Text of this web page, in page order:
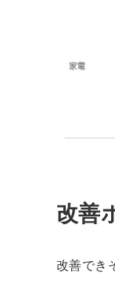
改善
改善でき